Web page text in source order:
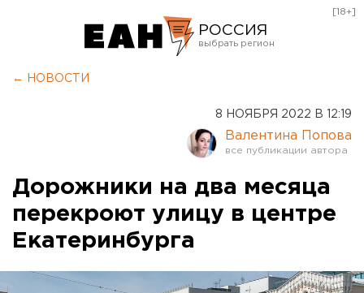
РОССИЯ
Курган
Оренбург
[18+]
← НОВОСТИ
8 НОЯБРЯ 2022 В 12:19
Валентина Попова
Дорожники на два месяца
перекроют улицу в центре
Екатеринбурга